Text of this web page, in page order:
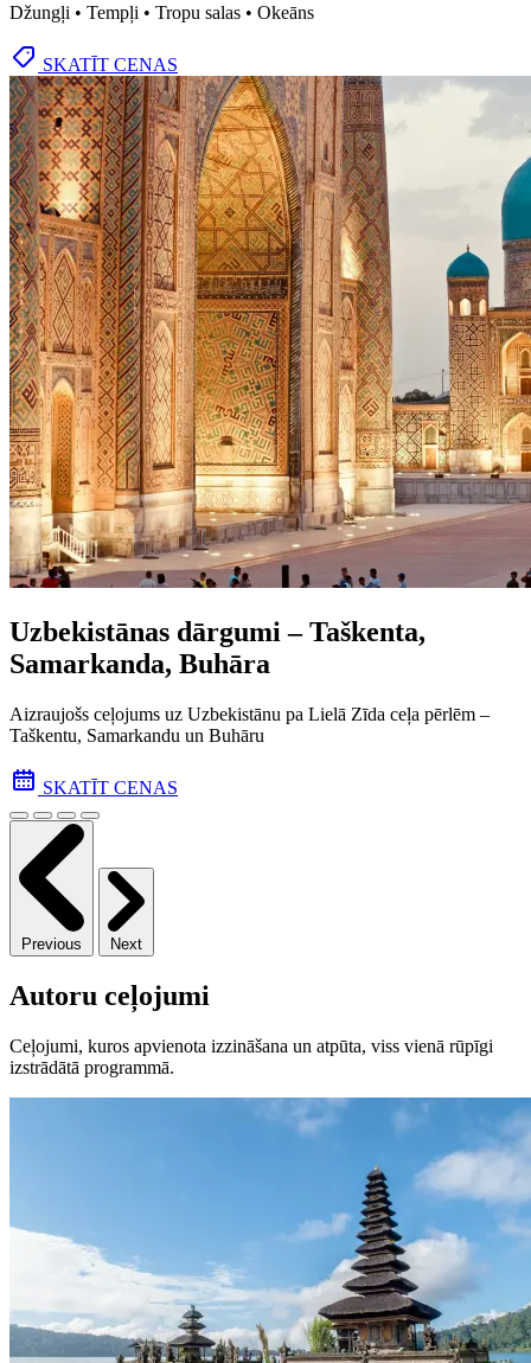
Džungļi • Tempļi • Tropu salas • Okeāns
SKATĪT CENAS
Uzbekistānas dārgumi – Taškenta,
Samarkanda, Buhāra
Aizraujošs ceļojums uz Uzbekistānu pa Lielā Zīda ceļa pēr­lēm –
Taškentu, Samarkandu un Buhāru
SKATĪT CENAS
Previous Next
Autoru ceļojumi
Ceļojumi, kuros apvienota izzināšana un atpūta, viss vienā rūpīgi
izstrādātā programmā.